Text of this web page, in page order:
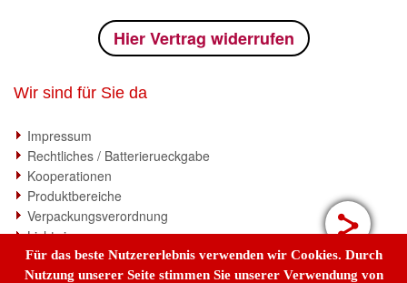
Für das beste Nutzererlebnis verwenden wir Cookies. Durch
Nutzung unserer Seite stimmen Sie unserer Verwendung von
Hier Vertrag widerrufen
Wir sind für Sie da
Impressum
Rechtliches / Batterierueckgabe
Kooperationen
Produktbereiche
Verpackungsverordnung
Lichtwissen